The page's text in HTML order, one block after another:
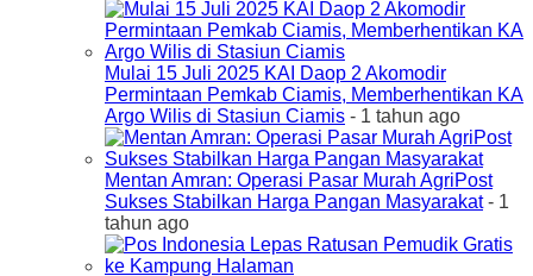
Mulai 15 Juli 2025 KAI Daop 2 Akomodir
Permintaan Pemkab Ciamis, Memberhentikan KA
Argo Wilis di Stasiun Ciamis - 1 tahun ago
Mentan Amran: Operasi Pasar Murah AgriPost
Sukses Stabilkan Harga Pangan Masyarakat- 1
tahun ago